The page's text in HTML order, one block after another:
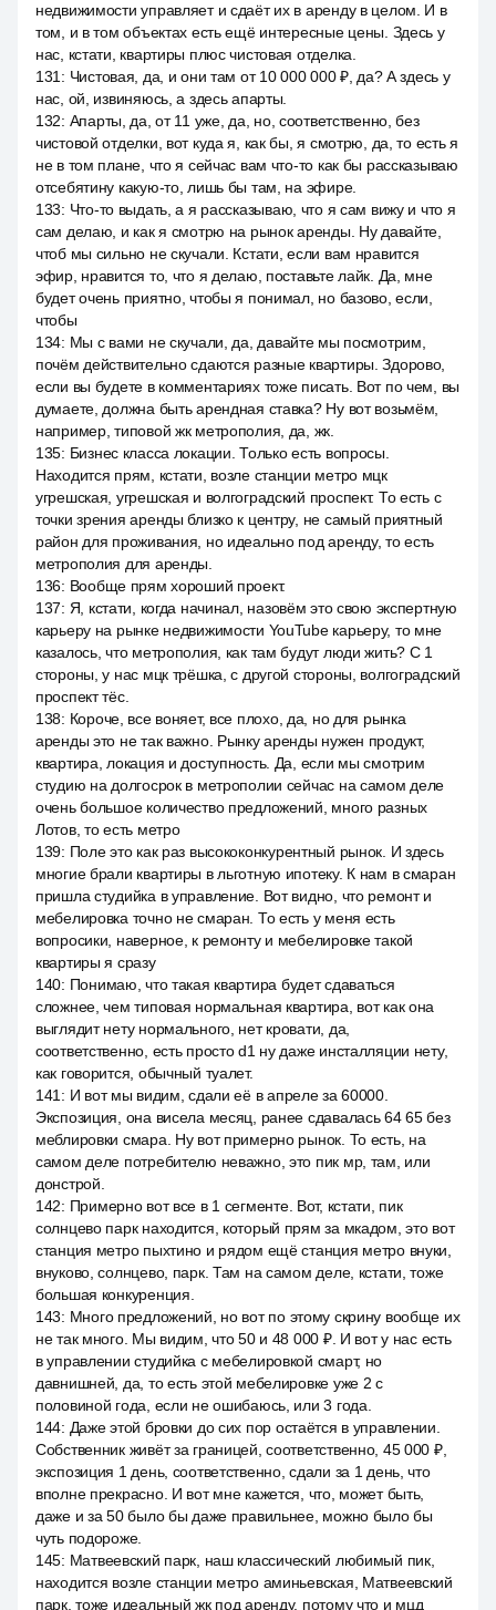
недвижимости управляет и сдаёт их в аренду в целом. И в
том, и в том объектах есть ещё интересные цены. Здесь у
нас, кстати, квартиры плюс чистовая отделка.
131 : Чистовая, да, и они там от 10 000 000 ₽, да? А здесь у
нас, ой, извиняюсь, а здесь апарты.
132: Апарты, да, от 11 уже, да, но, соответственно, без
чистовой отделки, вот куда я, как бы, я смотрю, да, то есть я
не в том плане, что я сейчас вам что-то как бы рассказываю
отсебятину какую-то, лишь бы там, на эфире.
133: Что-то выдать, а я рассказываю, что я сам вижу и что я
сам делаю, и как я смотрю на рынок аренды. Ну давайте,
чтоб мы сильно не скучали. Кстати, если вам нравится
эфир, нравится то, что я делаю, поставьте лайк. Да, мне
будет очень приятно, чтобы я понимал, но базово, если,
чтобы
134: Мы с вами не скучали, да, давайте мы посмотрим,
почём действительно сдаются разные квартиры. Здорово,
если вы будете в комментариях тоже писать. Вот по чем, вы
думаете, должна быть арендная ставка? Ну вот возьмём,
например, типовой жк метрополия, да, жк.
135: Бизнес класса локации. Только есть вопросы.
Находится прям, кстати, возле станции метро мцк
угрешская, угрешская и волгоградский проспект. То есть с
точки зрения аренды близко к центру, не самый приятный
район для проживания, но идеально под аренду, то есть
метрополия для аренды.
136: Вообще прям хороший проект.
137: Я, кстати, когда начинал, назовём это свою экспертную
карьеру на рынке недвижимости YouTube карьеру, то мне
казалось, что метрополия, как там будут люди жить? С 1
стороны, у нас мцк трёшка, с другой стороны, волгоградский
проспект тёс.
138: Короче, все воняет, все плохо, да, но для рынка
аренды это не так важно. Рынку аренды нужен продукт,
квартира, локация и доступность. Да, если мы смотрим
студию на долгосрок в метрополии сейчас на самом деле
очень большое количество предложений, много разных
Лотов, то есть метро
139: Поле это как раз высококонкурентный рынок. И здесь
многие брали квартиры в льготную ипотеку. К нам в смаран
пришла студийка в управление. Вот видно, что ремонт и
мебелировка точно не смаран. То есть у меня есть
вопросики, наверное, к ремонту и мебелировке такой
квартиры я сразу
140: Понимаю, что такая квартира будет сдаваться
сложнее, чем типовая нормальная квартира, вот как она
выглядит нету нормального, нет кровати, да,
соответственно, есть просто d1 ну даже инсталляции нету,
как говорится, обычный туалет.
141 : И вот мы видим, сдали её в апреле за 60000.
Экспозиция, она висела месяц, ранее сдавалась 64 65 без
меблировки смара. Ну вот примерно рынок. То есть, на
самом деле потребителю неважно, это пик мр, там, или
донстрой.
142: Примерно вот все в 1 сегменте. Вот, кстати, пик
солнцево парк находится, который прям за мкадом, это вот
станция метро пыхтино и рядом ещё станция метро внуки,
внуково, солнцево, парк. Там на самом деле, кстати, тоже
большая конкуренция.
143: Много предложений, но вот по этому скрину вообще их
не так много. Мы видим, что 50 и 48 000 ₽. И вот у нас есть
в управлении студийка с мебелировкой смарт, но
давнишней, да, то есть этой мебелировке уже 2 с
половиной года, если не ошибаюсь, или 3 года.
144: Даже этой бровки до сих пор остаётся в управлении.
Собственник живёт за границей, соответственно, 45 000 ₽,
экспозиция 1 день, соответственно, сдали за 1 день, что
вполне прекрасно. И вот мне кажется, что, может быть,
даже и за 50 было бы даже правильнее, можно было бы
чуть подороже.
145: Матвеевский парк, наш классический любимый пик,
находится возле станции метро аминьевская, Матвеевский
парк, тоже идеальный жк под аренду, потому что и мцд